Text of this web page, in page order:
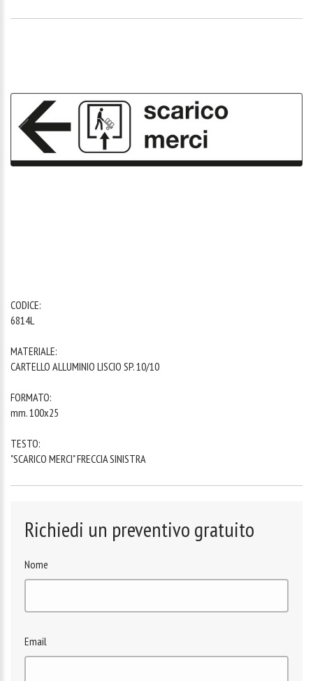
CODICE:
6814L
MATERIALE:
CARTELLO ALLUMINIO LISCIO SP. 10/10
FORMATO:
mm. 100x25
TESTO:
"SCARICO MERCI" FRECCIA SINISTRA
Richiedi un preventivo gratuito
Nome
Email